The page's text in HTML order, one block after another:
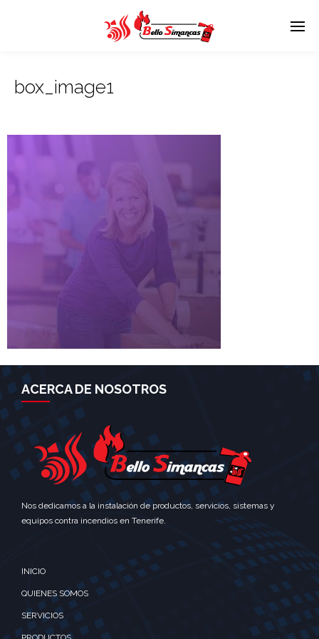
box_image1
ACERCA DE NOSOTROS
Nos dedicamos a la instalación de productos, servicios, sistemas y
equipos contra incendios en Tenerife.
INICIO
QUIENES SOMOS
SERVICIOS